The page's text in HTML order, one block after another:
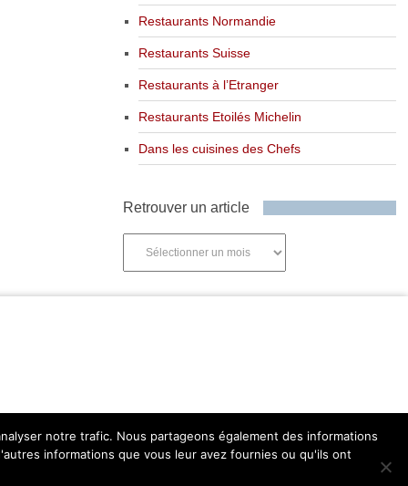
Restaurants Normandie
Restaurants Suisse
Restaurants à l’Etranger
Restaurants Etoilés Michelin
Dans les cuisines des Chefs
Retrouver un article
notre trafic. Nous partageons également des informations
informations que vous leur avez fournies ou qu'ils ont